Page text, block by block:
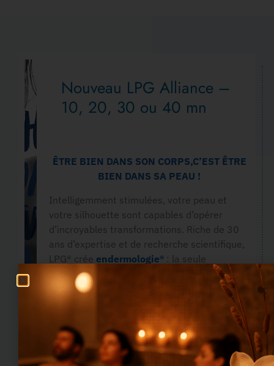
Nouveau LPG Alliance –
10, 20, 30 ou 40 mn
ÊTRE BIEN DANS SON CORPS,C’EST ÊTRE
BIEN DANS SA PEAU !
Intelligemment stimulées, votre peau et
votre silhouette sont capables d’opérer
d’incroyables transformations. Riche de 30
ans d’expertise et de recherche scientifique,
LPG® crée endermologie® : la seule
technique non-invasive de stimulation
En savoir plus